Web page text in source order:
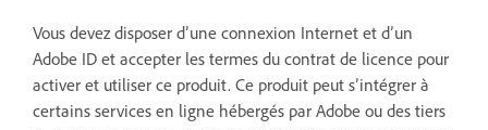
Vous devez disposer d’une connexion Internet et d’un
Adobe ID et accepter les termes du contrat de licence pour
activer et utiliser ce produit. Ce produit peut s’intégrer à
certains services en ligne hébergés par Adobe ou des tiers